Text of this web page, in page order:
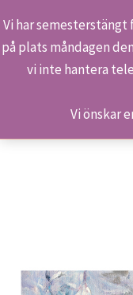
Vi har semesterstängt
på plats måndagen
vi inte hantera
Vi önskar
Hoppa
Sök
Hem Butiken